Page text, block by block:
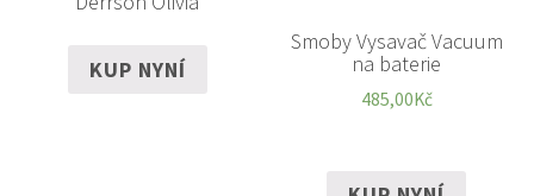
KUP NYNÍ
Smoby Vysavač Vacuum
na baterie
485,00Kč